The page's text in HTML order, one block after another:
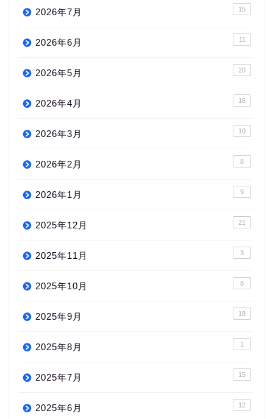
2026年7月 15
2026年6月 11
2026年5月 20
2026年4月 16
2026年3月 10
2026年2月 8
2026年1月 9
2025年12月 21
2025年11月 3
2025年10月 8
2025年9月 18
2025年8月 1
2025年7月 15
2025年6月 12